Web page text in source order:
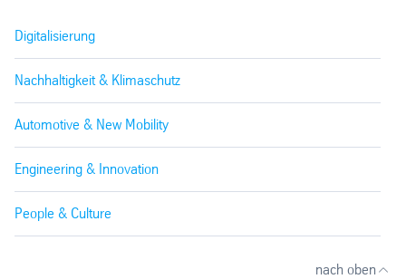
Digitalisierung
Nachhaltigkeit & Klimaschutz
Automotive & New Mobility
Engineering & Innovation
People & Culture
nach oben